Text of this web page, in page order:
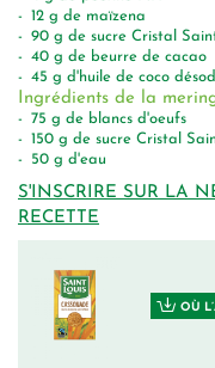
OÙ
12 g de maïzena
90 g de sucre Cristal
40 g de beurre de cacao
45 g d'huile de coco
Ingrédients de la
75 g de blancs d'oeufs
150 g de sucre Cristal
50 g d'eau
S'INSCRIRE SUR LA
RECETTE